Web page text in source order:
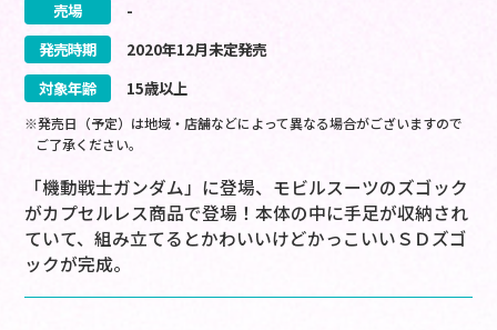
売場
-
発売時期
2020年12月未定発売
対象年齢
15歳以上
※発売日（予定）は地域・店舗などによって異なる場合がございますので
ご了承ください。
「機動戦士ガンダム」に登場、モビルスーツのズゴック
がカプセルレス商品で登場！本体の中に手足が収納され
ていて、組み立てるとかわいいけどかっこいいＳＤズゴ
ックが完成。